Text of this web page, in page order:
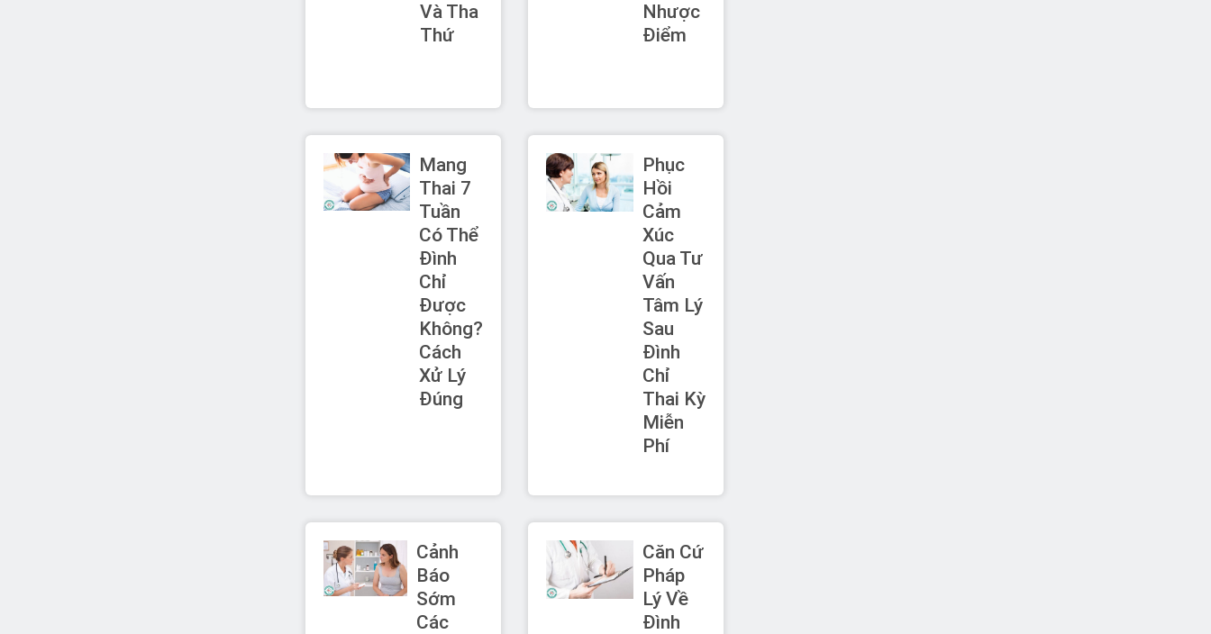
Và Tha
Thứ
Nhược
Điểm
Mang
Thai 7
Tuần
Có Thể
Đình
Chỉ
Được
Không?
Cách
Xử Lý
Đúng
Phục
Hồi
Cảm
Xúc
Qua Tư
Vấn
Tâm Lý
Sau
Đình
Chỉ
Thai Kỳ
Miễn
Phí
Cảnh
Báo
Sớm
Các
Căn Cứ
Pháp
Lý Về
Đình